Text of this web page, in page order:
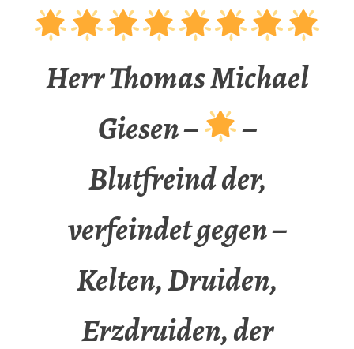
Herr Thomas Michael
Giesen –
–
Blutfreind der,
verfeindet gegen –
Kelten, Druiden,
Erzdruiden, der